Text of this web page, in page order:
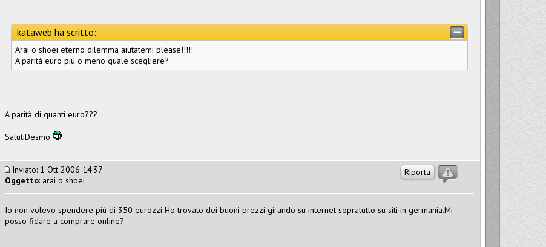
kataweb ha scritto:
Arai o shoei eterno dilemma aiutatemi please!!!!!
A parità euro più o meno quale scegliere?
A parità di quanti euro???
SalutiDesmo
Riporta
Inviato: 1 Ott 2006 14:37
Oggetto: arai o shoei
Io non volevo spendere più di 350 eurozzi Ho trovato dei buoni prezzi girando su internet sopratutto su siti in germania.Mi
posso fidare a comprare online?